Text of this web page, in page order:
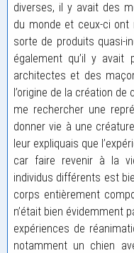
diverses, il y avait des
du monde et ceux-ci ont
sorte de produits quasi-
également qu’il y avait
architectes et des
l’origine de la création
me rechercher une
donner vie à une
leur expliquais que
car faire revenir à la
individus différents est
corps entièrement
n’était bien évidemment
expériences de
notamment un chien